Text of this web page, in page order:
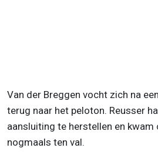
Van der Breggen vocht zich na
terug naar het peloton. Reusser
aansluiting te herstellen en
nogmaals ten val.